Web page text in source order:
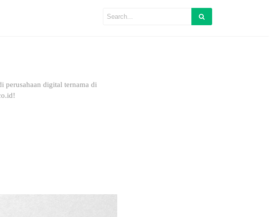
perusahaan digital ternama di